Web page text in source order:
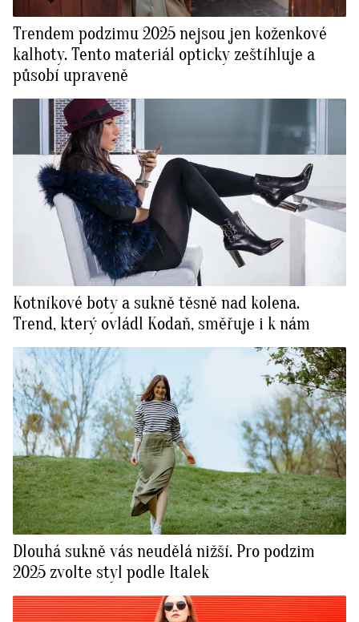
Trendem podzimu 2025 nejsou jen koženkové
kalhoty. Tento materiál opticky zeštíhluje a
působí upraveně
Kotníkové boty a sukně těsně nad kolena.
Trend, který ovládl Kodaň, směřuje i k nám
Dlouhá sukně vás neudělá nižší. Pro podzim
2025 zvolte styl podle Italek